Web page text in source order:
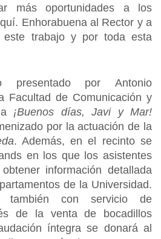
más oportunidades a los
Enhorabuena al Rector y a
trabajo y por toda esta
presentado por Antonio
Facultad de Comunicación y
¡Buenos días, Javi y Mar!
por la actuación de la
. Además, en el recinto se
en los que los asistentes
información detallada
de la Universidad.
también con servicio de
de la venta de bocadillos
íntegra se donará al